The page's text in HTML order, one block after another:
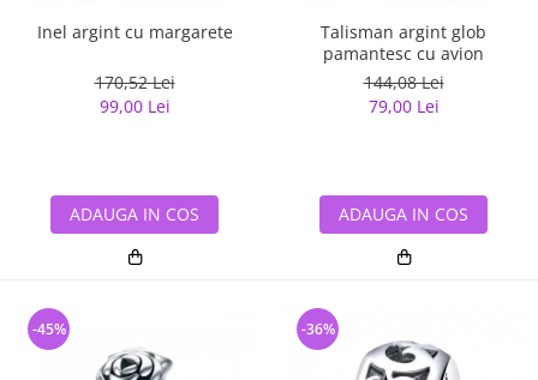
Inel argint cu margarete
170,52 Lei
99,00 Lei
ADAUGA IN COS
Talisman argint glob
pamantesc cu avion
144,08 Lei
79,00 Lei
ADAUGA IN COS
-45% -36%